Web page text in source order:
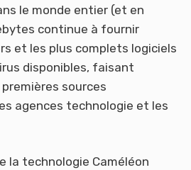
le monde entier (et en
continue à fournir
et les plus complets logiciels
disponibles, faisant
sources
agences technologie et les
la technologie Caméléon